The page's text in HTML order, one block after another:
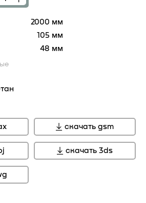
2000 мм
105 мм
48 мм
скачать gsm
скачать 3ds